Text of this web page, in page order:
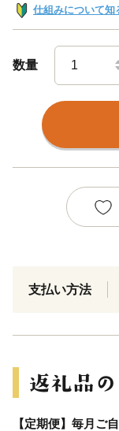
仕組みについて知
数量
支払い方法
【定期便】毎月ご